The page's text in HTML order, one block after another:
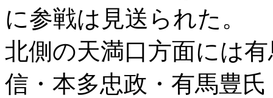
に参戦は見送られた。
北側の天満口方面には
信・本多忠政・有馬豊